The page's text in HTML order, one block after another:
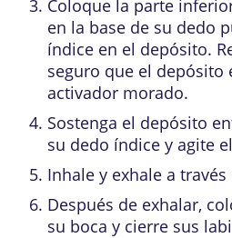
Coloque la parte
en la base de su dedo
índice en el depósito.
seguro que el depósito
activador morado.
Sostenga el depósito
su dedo índice y agite
Inhale y exhale a
Después de exhalar,
su boca y cierre sus